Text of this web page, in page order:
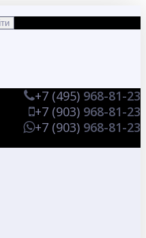
+7 (495) 968-81-23
+7 (903) 968-81-23
+7 (903) 968-81-23